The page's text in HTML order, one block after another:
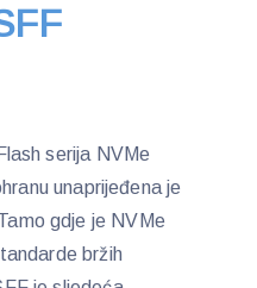
serija NVMe
unaprijeđena je
gdje je NVMe
bržih